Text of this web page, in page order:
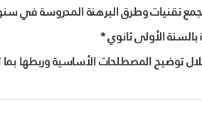
تقنيات وطرق البرهنة المدروسة في
الأولى ثانوي *
توضيح المصطلحات الأساسية وربطها